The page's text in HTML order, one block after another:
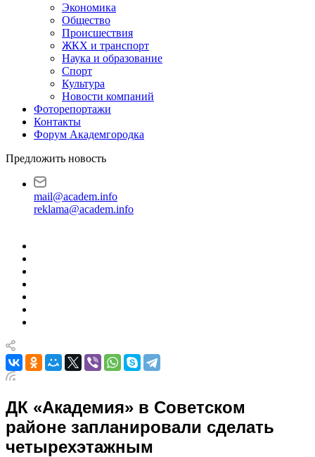
Экономика
Общество
Происшествия
ЖКХ и транспорт
Наука и образование
Спорт
Культура
Новости компаний
Фоторепортажи
Контакты
Форум Академгородка
Предложить новость
mail@academ.info
reklama@academ.info
ДК «Академия» в Советском
районе запланировали сделать
четырехэтажным